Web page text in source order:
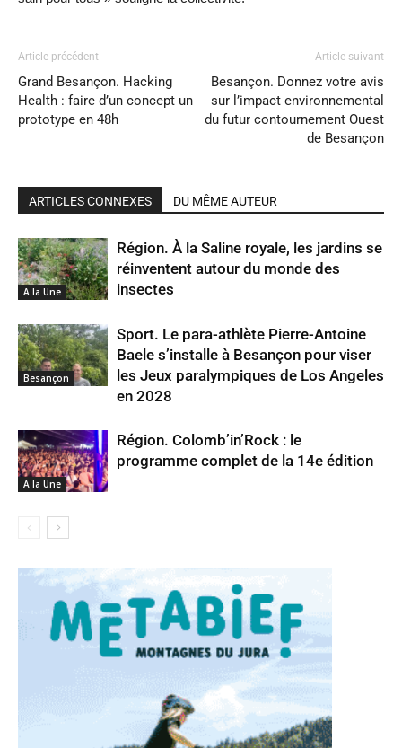
Article précédent
Grand Besançon. Hacking
Health : faire d’un concept un
prototype en 48h
Article suivant
Besançon. Donnez votre avis
sur l’impact environnemental
du futur contournement Ouest
de Besançon
ARTICLES CONNEXES DU MÊME AUTEUR
A la Une
Région. À la Saline royale, les jardins se
réinventent autour du monde des
insectes
Besançon
Sport. Le para-athlète Pierre-Antoine
Baele s’installe à Besançon pour viser
les Jeux paralympiques de Los Angeles
en 2028
A la Une
Région. Colomb’in’Rock : le
programme complet de la 14e édition